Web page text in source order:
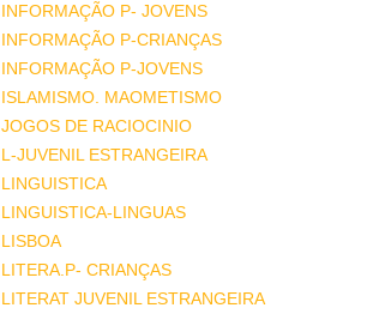
INFORMAÇÃO P- JOVENS
INFORMAÇÃO P-CRIANÇAS
INFORMAÇÃO P-JOVENS
ISLAMISMO. MAOMETISMO
JOGOS DE RACIOCINIO
L-JUVENIL ESTRANGEIRA
LINGUISTICA
LINGUISTICA-LINGUAS
LISBOA
LITERA.P- CRIANÇAS
LITERAT JUVENIL ESTRANGEIRA